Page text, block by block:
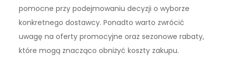
pomocne przy podejmowaniu decyzji o wyborze
konkretnego dostawcy. Ponadto warto zwrócić
uwagę na oferty promocyjne oraz sezonowe rabaty,
które mogą znacząco obniżyć koszty zakupu.